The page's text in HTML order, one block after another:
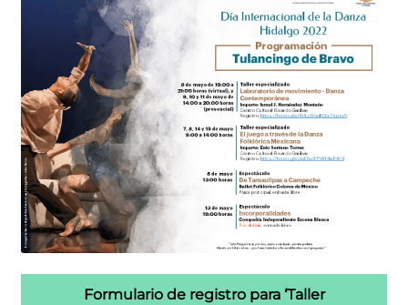
Formulario de registro para ‘Taller